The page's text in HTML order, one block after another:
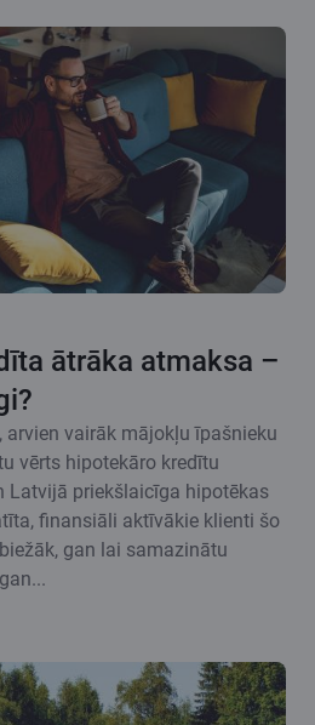
ātrāka atmaksa –
arvien vairāk mājokļu īpašnieku
vērts hipotekāro kredītu
Latvijā priekšlaicīga hipotēkas
finansiāli aktīvākie klienti šo
gan lai samazinātu